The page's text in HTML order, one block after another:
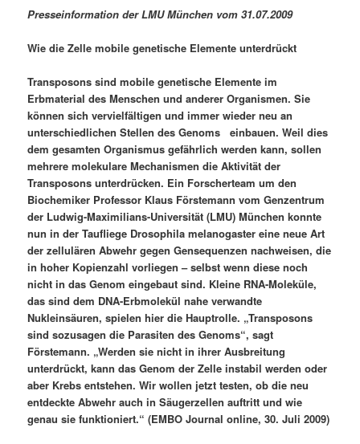
Presseinformation der LMU München vom 31.07.2009
Wie die Zelle mobile genetische Elemente unterdrückt
Transposons sind mobile genetische Elemente im
Erbmaterial des Menschen und anderer Organismen. Sie
können sich vervielfältigen und immer wieder neu an
unterschiedlichen Stellen des Genoms einbauen. Weil dies
dem gesamten Organismus gefährlich werden kann, sollen
mehrere molekulare Mechanismen die Aktivität der
Transposons unterdrücken. Ein Forscherteam um den
Biochemiker Professor Klaus Förstemann vom Genzentrum
der Ludwig-Maximilians-Universität (LMU) München konnte
nun in der Taufliege Drosophila melanogaster eine neue Art
der zellulären Abwehr gegen Gensequenzen nachweisen, die
in hoher Kopienzahl vorliegen – selbst wenn diese noch
nicht in das Genom eingebaut sind. Kleine RNA-Moleküle,
das sind dem DNA-Erbmolekül nahe verwandte
Nukleinsäuren, spielen hier die Hauptrolle. „Transposons
sind sozusagen die Parasiten des Genoms“, sagt
Förstemann. „Werden sie nicht in ihrer Ausbreitung
unterdrückt, kann das Genom der Zelle instabil werden oder
aber Krebs entstehen. Wir wollen jetzt testen, ob die neu
entdeckte Abwehr auch in Säugerzellen auftritt und wie
genau sie funktioniert.“ (EMBO Journal online, 30. Juli 2009)